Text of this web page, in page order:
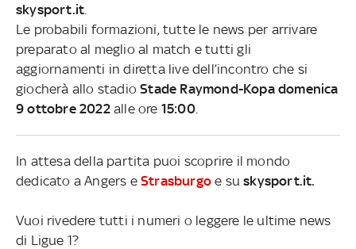
skysport.it
Le probabili formazioni, tutte le news per arrivare
preparato al meglio al match e tutti gli
aggiornamenti in diretta live dell’incontro che si
giocherà allo stadioStade Raymond-Kopa domenica
9 ottobre 2022alle ore 15:00.
In attesa della partita puoi scoprire il mondo
dedicato a Angers e Strasburgo e suskysport.it.
Vuoi rivedere tutti i numeri o leggere le ultime news
di Ligue 1?